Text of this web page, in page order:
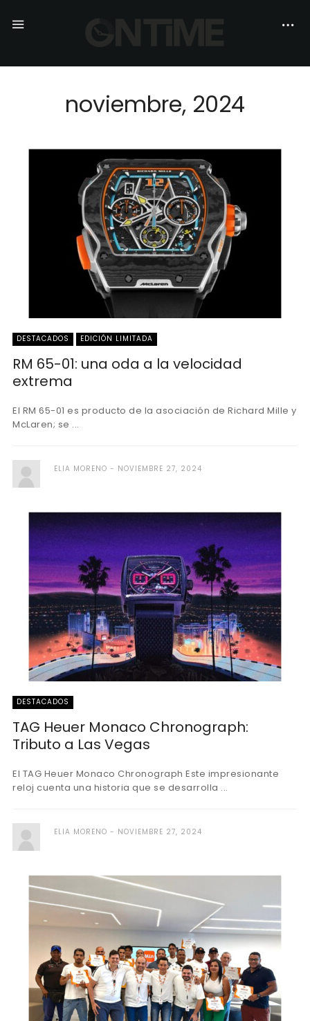
noviembre, 2024
DESTACADOS EDICIÓN LIMITADA
RM 65-01: una oda a la velocidad
extrema
El RM 65-01 es producto de la asociación de Richard Mille y
McLaren; se ...
ELIA MORENO NOVIEMBRE 27, 2024
DESTACADOS
TAG Heuer Monaco Chronograph:
Tributo a Las Vegas
El TAG Heuer Monaco Chronograph Este impresionante
reloj cuenta una historia que se desarrolla ...
ELIA MORENO NOVIEMBRE 27, 2024